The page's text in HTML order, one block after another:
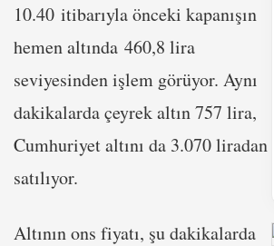
10.40 itibarıyla önceki kapanışın
hemen altında 460,8 lira
seviyesinden işlem görüyor. Aynı
dakikalarda çeyrek altın 757 lira,
Cumhuriyet altını da 3.070 liradan
satılıyor.
Altının ons fiyatı, şu dakikalarda